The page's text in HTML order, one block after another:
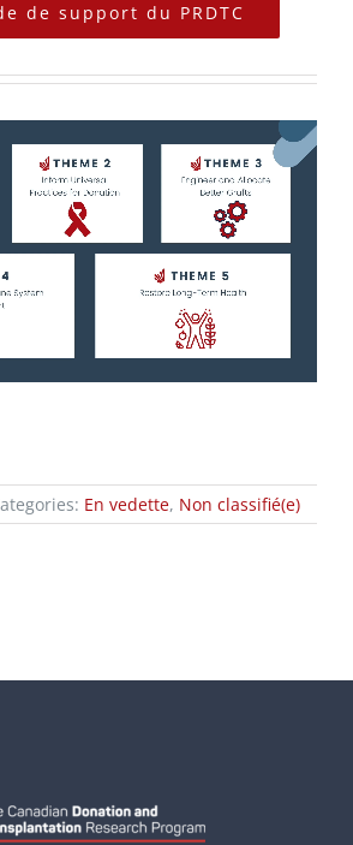
de support du PRDTC
En vedette, Non classifié(e)